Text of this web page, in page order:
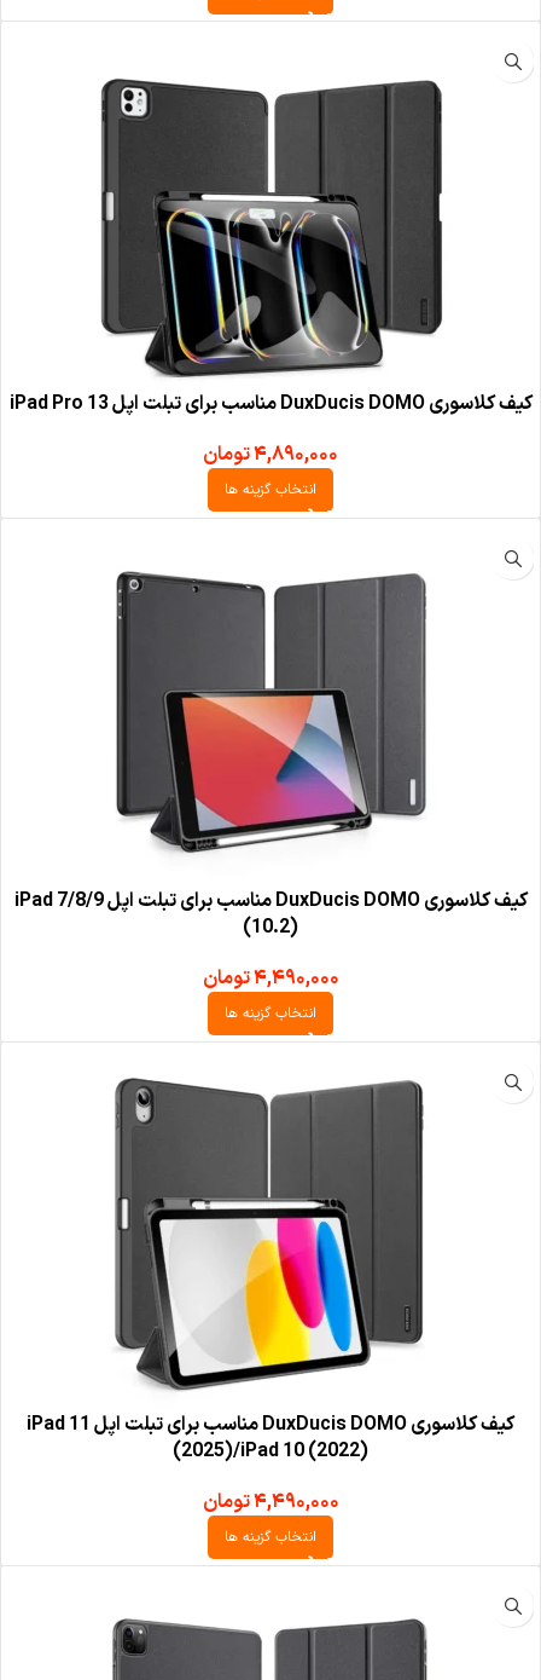
کیف کلاسوری DuxDucis DOMO مناسب برای تبلت اپل iPad Pro 13
۴,۸۹۰,۰۰۰تومان
انتخاب گزینه ها
کیف کلاسوری DuxDucis DOMO مناسب برای تبلت اپل iPad 7/8/9
(10.2)
۴,۴۹۰,۰۰۰تومان
انتخاب گزینه ها
کیف کلاسوری DuxDucis DOMO مناسب برای تبلت اپل iPad 11
(2025)/iPad 10 (2022)
۴,۴۹۰,۰۰۰تومان
انتخاب گزینه ها